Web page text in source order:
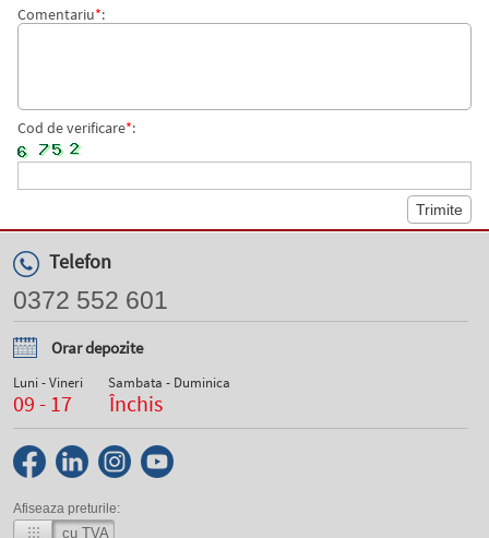
Comentariu*:
Cod de verificare*:
Telefon
0372 552 601
Orar depozite
Luni - Vineri
09 - 17
Sambata - Duminica
Închis
Afiseaza preturile:
cu TVA